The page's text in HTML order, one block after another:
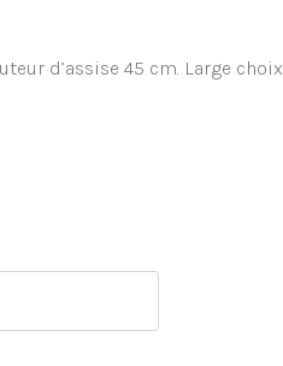
d’assise 45 cm. Large choix